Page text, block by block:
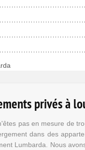
privés à
pas en mesure de
dans des
Lumbarda. Nous